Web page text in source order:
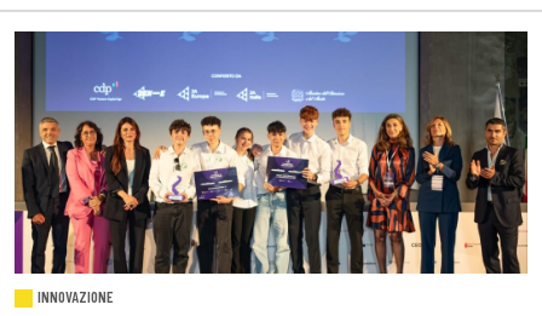
INNOVAZIONE